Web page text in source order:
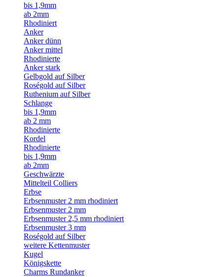
bis 1,9mm
ab 2mm
Rhodiniert
Anker
Anker dünn
Anker mittel
Rhodinierte
Anker stark
Gelbgold auf Silber
Roségold auf Silber
Ruthenium auf Silber
Schlange
bis 1,9mm
ab 2 mm
Rhodinierte
Kordel
Rhodinierte
bis 1,9mm
ab 2mm
Geschwärzte
Mittelteil Colliers
Erbse
Erbsenmuster 2 mm rhodiniert
Erbsenmuster 2 mm
Erbsenmuster 2,5 mm rhodiniert
Erbsenmuster 3 mm
Roségold auf Silber
weitere Kettenmuster
Kugel
Königskette
Charms Rundanker